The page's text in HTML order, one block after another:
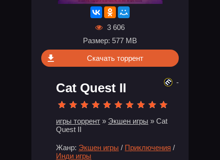
3 606
Размер: 577 MB
Скачать торрент
Cat Quest II
игры торрент » Экшен игры » Cat
Quest II
Жанр: Экшен игры / Приключения /
Инди игры
-